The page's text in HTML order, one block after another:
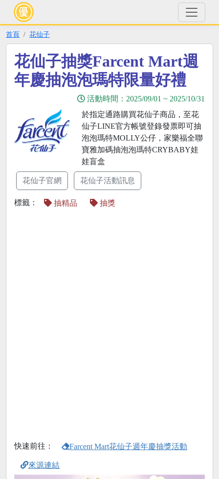
首頁 花仙子
花仙子抽獎Farcent Mart週
年慶抽泡泡瑪特限量好禮
活動時間： 2025/09/01 ~ 2025/10/31
於指定通路購買花仙子商品，至花
仙子LINE官方帳號登錄發票即可抽
泡泡瑪特MOLLY公仔，家樂福全聯
寶雅加碼抽泡泡瑪特CRYBABY娃
娃盲盒
花仙子官網 花仙子活動訊息
標籤： 抽精品 抽獎
快速前往： Farcent Mart花仙子週年慶抽獎活動
來源連結